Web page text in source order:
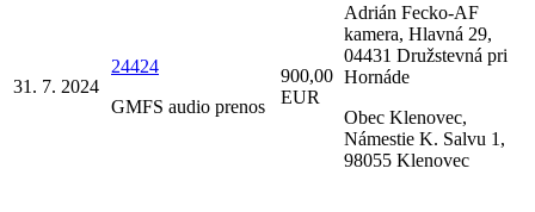
31. 7. 2024
24424
GMFS audio prenos
900,00
EUR
Adrián Fecko-AF
kamera, Hlavná 29,
04431 Družstevná pri
Hornáde
Obec Klenovec,
Námestie K. Salvu 1,
98055 Klenovec